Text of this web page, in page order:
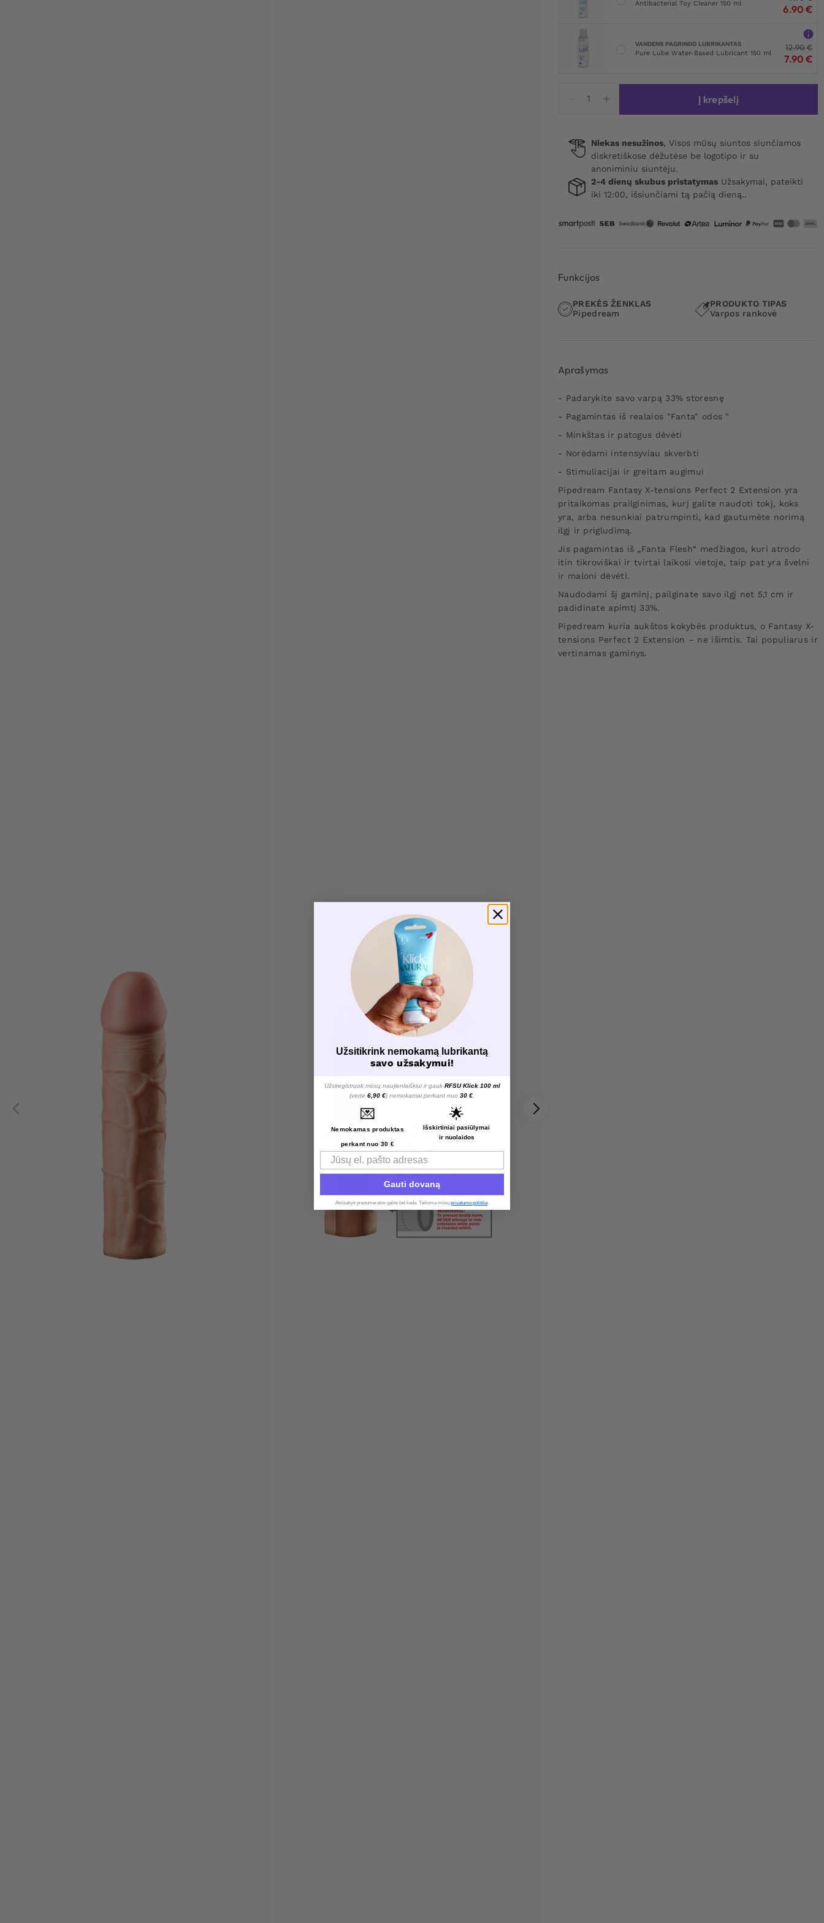
Antibacterial Toy Cleaner 150 ml 6.90 €
VANDENS PAGRINDO LUBRIKANTAS
Pure Lube Water-Based Lubricant 150 ml
12.90€
7.90 €
kiekis:
X-
tensions
Perfect
2
Į krepšelį
Niekas nesužinos, Visos mūsų siuntos siunčiamos
diskretiškose dėžutėse be logotipo ir su
anoniminiu siuntėju.
2-4 dienų skubus pristatymas Užsakymai, pateikti
iki 12:00, išsiunčiami tą pačią dieną..
Funkcijos
PREKĖS ŽENKLAS
Pipedream
PRODUKTO TIPAS
Varpos rankovė
Aprašymas
- Padarykite savo varpą 33% storesnę
- Pagamintas iš realaios "Fanta" odos "
- Minkštas ir patogus dėvėti
- Norėdami intensyviau skverbti
- Stimuliacijai ir greitam augimui
Pipedream Fantasy X-tensions Perfect 2 Extension yra
pritaikomas prailginimas, kurį galite naudoti tokį, koks
yra, arba nesunkiai patrumpinti, kad gautumėte norimą
ilgį ir prigludimą.
Jis pagamintas iš „Fanta Flesh“ medžiagos, kuri atrodo
itin tikroviškai ir tvirtai laikosi vietoje, taip pat yra švelni
ir maloni dėvėti.
Naudodami šį gaminį, pailginate savo ilgį net 5,1 cm ir
padidinate apimtį 33%.
Pipedream kuria aukštos kokybės produktus, o Fantasy X-
tensions Perfect 2 Extension – ne išimtis. Tai populiarus ir
vertinamas gaminys.
Užsitikrink nemokamą lubrikantą
savo užsakymui!
Užsiregistruok mūsų naujienlaiškiui ir gauk RFSU Klick 100 ml
(vertė 6,90 €) nemokamai perkant nuo 30 €
💌
Nemokamas produktas
perkant nuo 30 €
🌟
Išskirtiniai pasiūlymai
ir nuolaidos
Email
Gauti dovaną
Atsisakyti prenumeratos galite bet kada. Taikoma mūsų privatumo politika